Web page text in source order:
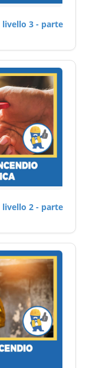
3 - parte
2 - parte